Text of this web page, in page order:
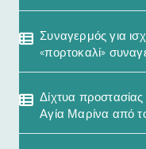
Συναγερμός για
«πορτοκαλί»
Δίχτυα
Αγία Μαρίνα από